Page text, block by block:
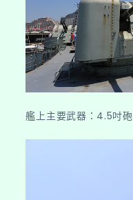
艦上主要武器：4.5吋